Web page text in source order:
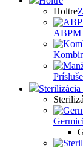
Holtre
ABPM